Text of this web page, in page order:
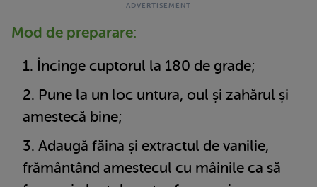
Mod de preparare:
Încinge cuptorul la 180 de grade;
Pune la un loc untura, oul și zahărul și
amestecă bine;
Adaugă făina și extractul de vanilie,
frământând amestecul cu mâinile ca să